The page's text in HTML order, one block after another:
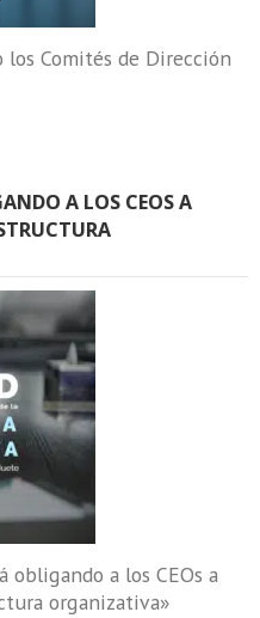
los Comités de Dirección
A LOS CEOS A
obligando a los CEOs a
organizativa»